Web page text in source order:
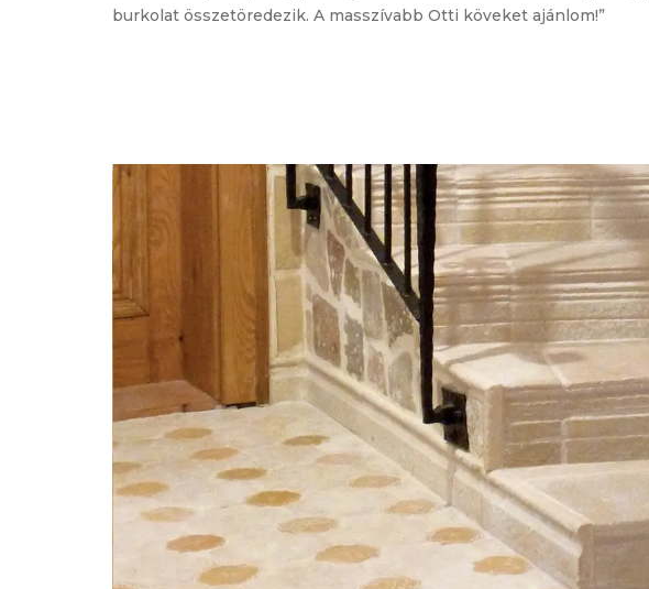
burkolat összetöredezik. A masszívabb Otti köveket ajánlom!”